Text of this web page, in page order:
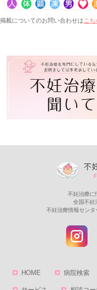
掲載についてのお問い合わせはこち
不妊治療に
全国不妊
不妊治療情報セン
HOME 病院検索